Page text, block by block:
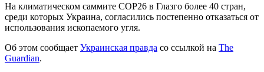
На климатическом саммите COP26 в Глазго более 40 стран,
среди которых Украина, согласились постепенно отказаться от
использования ископаемого угля.
Об этом сообщает Украинская правда со ссылкой на The
Guardian.